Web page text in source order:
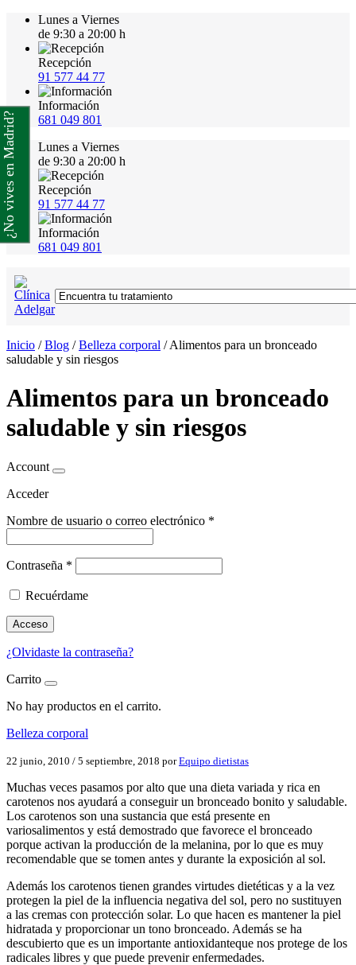
Lunes a Viernes
de 9:30 a 20:00 h
Recepción
91 577 44 77
Información
681 049 801
Lunes a Viernes
de 9:30 a 20:00 h
Recepción
91 577 44 77
Información
681 049 801
Inicio /Blog /Belleza corporal /Alimentos para un bronceado
saludable y sin riesgos
Alimentos para un bronceado
saludable y sin riesgos
Account
Acceder
Nombre de usuario o correo electrónico *
Contraseña *
Recuérdame
Acceso
¿Olvidaste la contraseña?
Carrito
No hay productos en el carrito.
Belleza corporal
22 junio, 2010 / 5 septiembre, 2018 porEquipo dietistas
Muchas veces pasamos por alto que una dieta variada y rica en
carotenos nos ayudará a conseguir un bronceado bonito y saludable.
Los carotenos son una sustancia que está presente en
variosalimentos y está demostrado que favorece el bronceado
porque activan la producción de la melanina, por lo que es muy
recomendable que se tomen antes y durante la exposición al sol.
Además los carotenos tienen grandes virtudes dietéticas y a la vez
protegen la piel de la influencia negativa del sol, pero no sustituyen
a las cremas con protección solar. Lo que hacen es mantener la piel
hidratada y proporcionar un tono bronceado. Además se ha
descubierto que es un importante antioxidanteque nos protege de los
radicales libres y que puede prevenir enfermedades.
¿No vives en Madrid?